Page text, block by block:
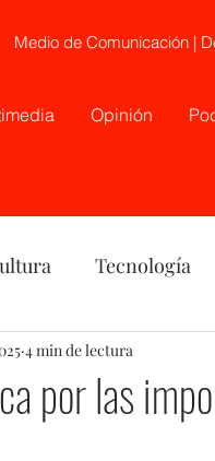
Medio de Comunicación |
Opinión
Tecnología
China Etnia
por las
4 min de lectura